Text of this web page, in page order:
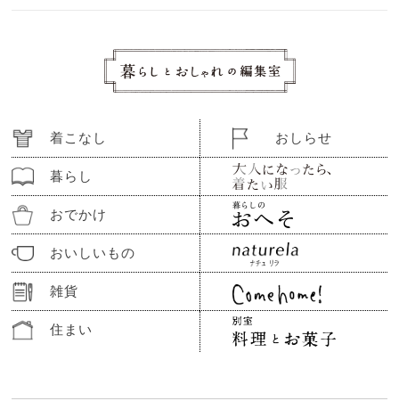
着こなし
暮らし
おでかけ
おいしいもの
雑貨
住まい
おしらせ